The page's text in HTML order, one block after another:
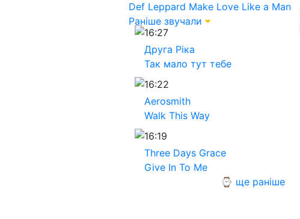
Def Leppard Make Love Like a Man
Раніше звучали
16:27
Друга Ріка
Так мало тут тебе
16:22
Aerosmith
Walk This Way
16:19
Three Days Grace
Give In To Me
⌚ ще раніше